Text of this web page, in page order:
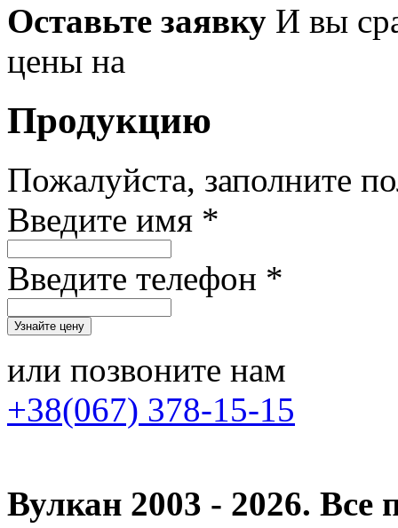
Оставьте заявку И вы
цены на
Продукцию
Пожалуйста, заполните
Введите имя *
Введите телефон *
или позвоните нам
+38(067) 378-15-15
Вулкан 2003 - 2026.